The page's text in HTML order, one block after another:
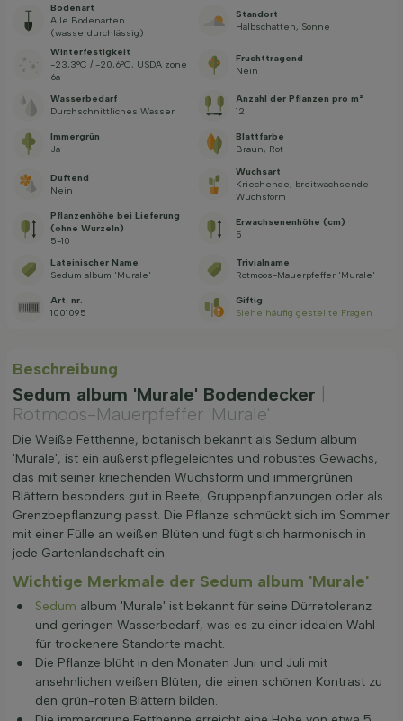
Bodenart
Alle Bodenarten
(wasserdurchlässig)
Standort
Halbschatten, Sonne
Winterfestigkeit
-23,3°C / -20,6°C, USDA zone
6a
Fruchttragend
Nein
Wasserbedarf
Durchschnittliches Wasser
Anzahl der Pflanzen pro m²
12
Immergrün
Ja
Blattfarbe
Braun, Rot
Duftend
Nein
Wuchsart
Kriechende, breitwachsende
Wuchsform
Pflanzenhöhe bei Lieferung
(ohne Wurzeln)
5-10
Erwachsenenhöhe (cm)
5
Lateinischer Name
Sedum album 'Murale'
Trivialname
Rotmoos-Mauerpfeffer 'Murale'
Art. nr.
1001095
Giftig
Siehe häufig gestellte Fragen
Beschreibung
Sedum album 'Murale' Bodendecker
Rotmoos-Mauerpfeffer 'Murale'
Die Weiße Fetthenne, botanisch bekannt als Sedum album
'Murale', ist ein äußerst pflegeleichtes und robustes Gewächs,
das mit seiner kriechenden Wuchsform und immergrünen
Blättern besonders gut in Beete, Gruppenpflanzungen oder als
Grenzbepflanzung passt. Die Pflanze schmückt sich im Sommer
mit einer Fülle an weißen Blüten und fügt sich harmonisch in
jede Gartenlandschaft ein.
Wichtige Merkmale der Sedum album 'Murale'
Sedum album 'Murale' ist bekannt für seine Dürretoleranz
und geringen Wasserbedarf, was es zu einer idealen Wahl
für trockenere Standorte macht.
Die Pflanze blüht in den Monaten Juni und Juli mit
ansehnlichen weißen Blüten, die einen schönen Kontrast zu
den grün-roten Blättern bilden.